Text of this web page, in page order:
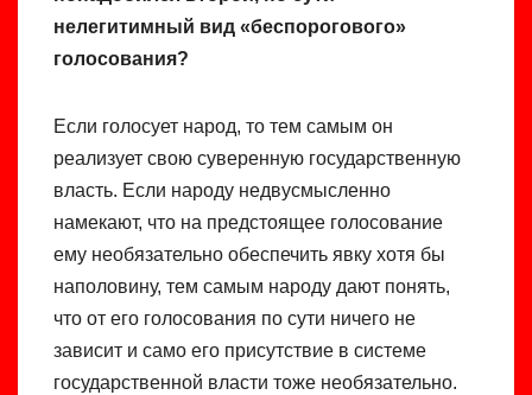
нелегитимный вид «беспорогового»
голосования?
Если голосует народ, то тем самым он
реализует свою суверенную государственную
власть. Если народу недвусмысленно
намекают, что на предстоящее голосование
ему необязательно обеспечить явку хотя бы
наполовину, тем самым народу дают понять,
что от его голосования по сути ничего не
зависит и само его присутствие в системе
государственной власти тоже необязательно.